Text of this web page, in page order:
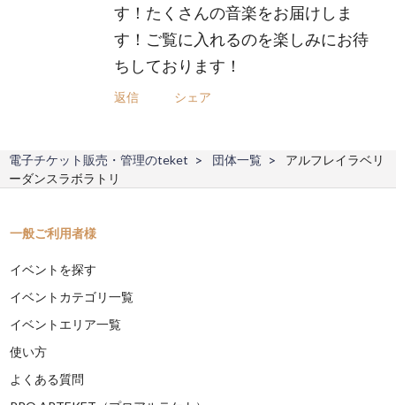
す！たくさんの音楽をお届けしま
す！ご覧に入れるのを楽しみにお待
ちしております！
返信 シェア
電子チケット販売・管理のteket 団体一覧
アルフレイラベリ
ーダンスラボラトリ
一般ご利用者様
イベントを探す
イベントカテゴリ一覧
イベントエリア一覧
使い方
よくある質問